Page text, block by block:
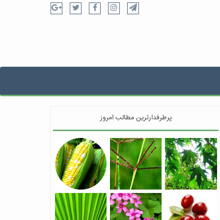
پرطرفدارترین مطالب امروز